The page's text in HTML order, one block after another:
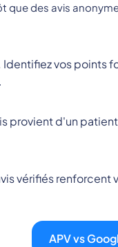
que des avis
Identifiez vos points
provient d'un
vérifiés renforcent
APV vs